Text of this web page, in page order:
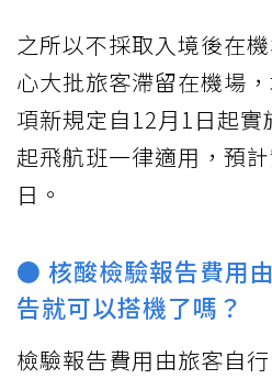
之所以不採取入境後在
心大批旅客滯留在機場
項新規定自12月1日起
起飛航班一律適用，預
日。
● 核酸檢驗報告費用
告就可以搭機了嗎？
檢驗報告費用由旅客自